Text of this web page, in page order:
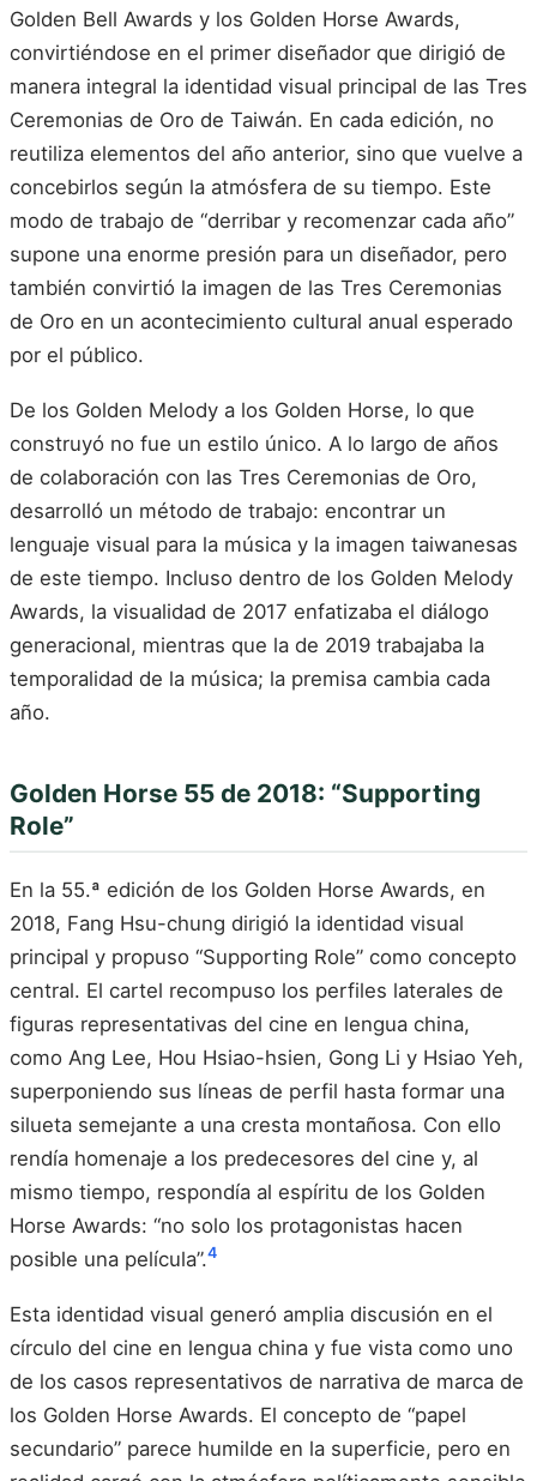
Golden Bell Awards y los Golden Horse Awards,
convirtiéndose en el primer diseñador que dirigió de
manera integral la identidad visual principal de las Tres
Ceremonias de Oro de Taiwán. En cada edición, no
reutiliza elementos del año anterior, sino que vuelve a
concebirlos según la atmósfera de su tiempo. Este
modo de trabajo de “derribar y recomenzar cada año”
supone una enorme presión para un diseñador, pero
también convirtió la imagen de las Tres Ceremonias
de Oro en un acontecimiento cultural anual esperado
por el público.
De los Golden Melody a los Golden Horse, lo que
construyó no fue un estilo único. A lo largo de años
de colaboración con las Tres Ceremonias de Oro,
desarrolló un método de trabajo: encontrar un
lenguaje visual para la música y la imagen taiwanesas
de este tiempo. Incluso dentro de los Golden Melody
Awards, la visualidad de 2017 enfatizaba el diálogo
generacional, mientras que la de 2019 trabajaba la
temporalidad de la música; la premisa cambia cada
año.
Golden Horse 55 de 2018: “Supporting
Role”
En la 55.ª edición de los Golden Horse Awards, en
2018, Fang Hsu-chung dirigió la identidad visual
principal y propuso “Supporting Role” como concepto
central. El cartel recompuso los perfiles laterales de
figuras representativas del cine en lengua china,
como Ang Lee, Hou Hsiao-hsien, Gong Li y Hsiao Yeh,
superponiendo sus líneas de perfil hasta formar una
silueta semejante a una cresta montañosa. Con ello
rendía homenaje a los predecesores del cine y, al
mismo tiempo, respondía al espíritu de los Golden
Horse Awards: “no solo los protagonistas hacen
posible una película”.4
Esta identidad visual generó amplia discusión en el
círculo del cine en lengua china y fue vista como uno
de los casos representativos de narrativa de marca de
los Golden Horse Awards. El concepto de “papel
secundario” parece humilde en la superficie, pero en